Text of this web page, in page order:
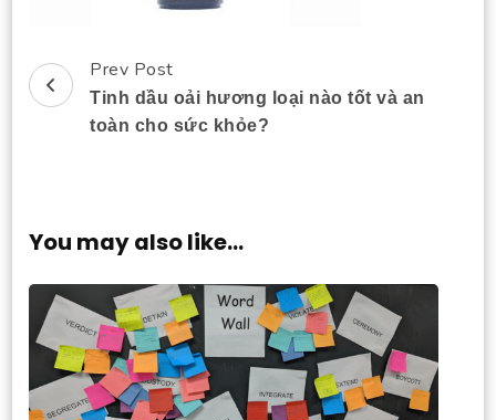
Post
Navigation
Prev Post
Tinh dầu oải hương loại nào tốt và an
toàn cho sức khỏe?
You may also like...